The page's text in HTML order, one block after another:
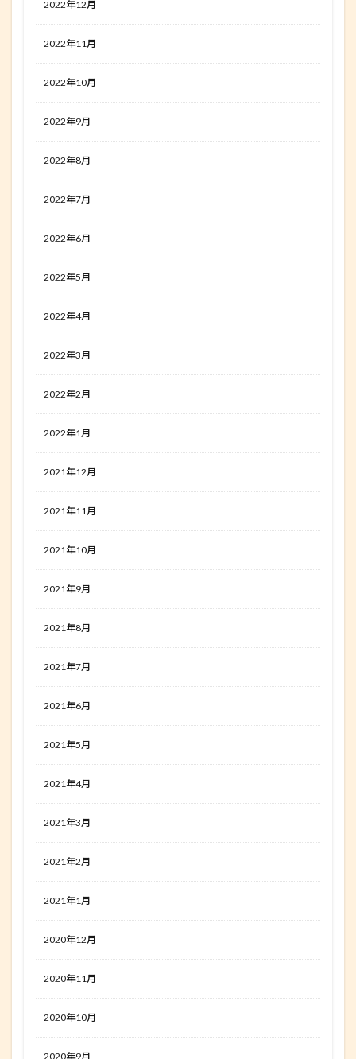
2022年12月
2022年11月
2022年10月
2022年9月
2022年8月
2022年7月
2022年6月
2022年5月
2022年4月
2022年3月
2022年2月
2022年1月
2021年12月
2021年11月
2021年10月
2021年9月
2021年8月
2021年7月
2021年6月
2021年5月
2021年4月
2021年3月
2021年2月
2021年1月
2020年12月
2020年11月
2020年10月
2020年9月